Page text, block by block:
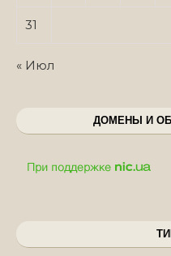
31
« Июл
ДОМЕНЫ И